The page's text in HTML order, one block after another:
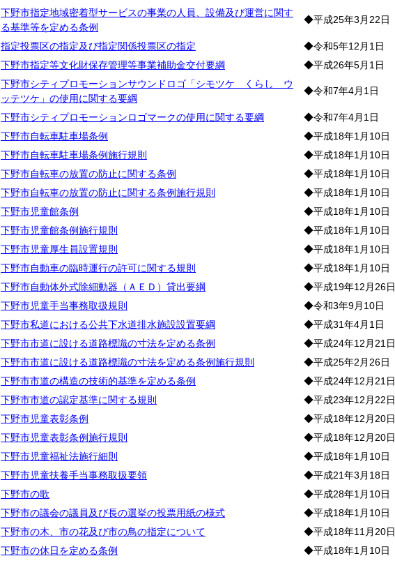
下野市指定地域密着型サービスの事業の人員、設備及び運営に関す
る基準等を定める条例
◆平成25年3月22日
指定投票区の指定及び指定関係投票区の指定 ◆令和5年12月1日
下野市指定等文化財保存管理等事業補助金交付要綱
◆平成26年5月1日
下野市シティプロモーションサウンドロゴ「シモツケ くらし ウ
ッテツケ」の使用に関する要綱
◆令和7年4月1日
下野市シティプロモーションロゴマークの使用に関する要綱 ◆令和7年4月1日
下野市自転車駐車場条例
◆平成18年1月10日
下野市自転車駐車場条例施行規則
◆平成18年1月10日
下野市自転車の放置の防止に関する条例
◆平成18年1月10日
下野市自転車の放置の防止に関する条例施行規則
◆平成18年1月10日
下野市児童館条例
◆平成18年1月10日
下野市児童館条例施行規則
◆平成18年1月10日
下野市児童厚生員設置規則
◆平成18年1月10日
下野市自動車の臨時運行の許可に関する規則
◆平成18年1月10日
下野市自動体外式除細動器（ＡＥＤ）貸出要綱
◆平成19年12月26日
下野市児童手当事務取扱規則
◆令和3年9月10日
下野市私道における公共下水道排水施設設置要綱
◆平成31年4月1日
下野市市道に設ける道路標識の寸法を定める条例
◆平成24年12月21日
下野市市道に設ける道路標識の寸法を定める条例施行規則
◆平成25年2月26日
下野市市道の構造の技術的基準を定める条例
◆平成24年12月21日
下野市市道の認定基準に関する規則
◆平成23年12月22日
下野市児童表彰条例
◆平成18年12月20日
下野市児童表彰条例施行規則
◆平成18年12月20日
下野市児童福祉法施行細則
◆平成18年1月10日
下野市児童扶養手当事務取扱要領
◆平成21年3月18日
下野市の歌
◆平成28年1月10日
下野市の議会の議員及び長の選挙の投票用紙の様式
◆平成18年1月10日
下野市の木、市の花及び市の鳥の指定について
◆平成18年11月20日
下野市の休日を定める条例
◆平成18年1月10日